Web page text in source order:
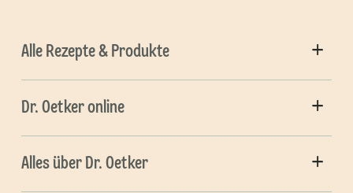
Alle Rezepte & Produkte
Dr. Oetker online
Alles über Dr. Oetker